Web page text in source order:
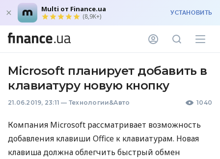
Multi от Finance.ua
(8,9K+) УСТАНОВИТЬ
Microsoft планирует добавить в
клавиатуру новую кнопку
21.06.2019, 23:11 — Технологии&Авто 1040
Компания Microsoft рассматривает возможность
добавления клавиши Office к клавиатурам. Новая
клавиша должна облегчить быстрый обмен